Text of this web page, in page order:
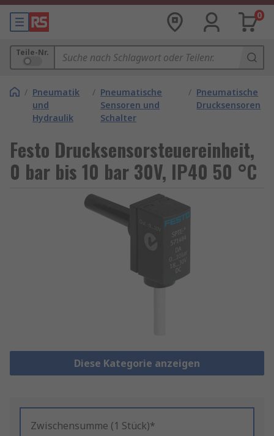
0
Teile-Nr.
/ Pneumatik
und
Hydraulik
/ Pneumatische
Sensoren und
Schalter
/ Pneumatische
Drucksensoren
Festo Drucksensorsteuereinheit,
0 bar bis 10 bar 30V, IP40 50 °C
Diese Kategorie anzeigen
Zwischensumme (1 Stück)*